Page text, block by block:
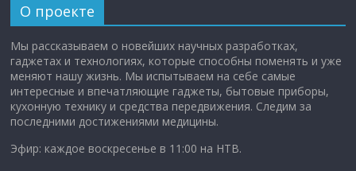
О проекте
Мы рассказываем о новейших научных разработках,
гаджетах и технологиях, которые способны поменять и уже
меняют нашу жизнь. Мы испытываем на себе самые
интересные и впечатляющие гаджеты, бытовые приборы,
кухонную технику и средства передвижения. Следим за
последними достижениями медицины.
Эфир: каждое воскресенье в 11:00 на НТВ.